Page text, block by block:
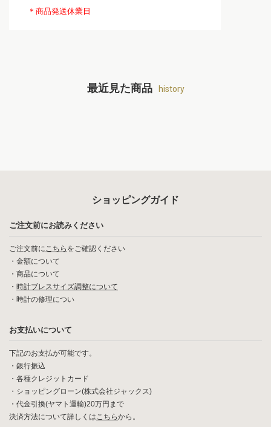
＊商品発送休業日
最近見た商品 history
ショッピングガイド
ご注文前にお読みください
ご注文前にこちら をご確認ください
・ 金額について
・ 商品について
・ 時計ブレスサイズ調整について
・ 時計の修理につい
お支払いについて
下記のお支払が可能です。
・銀行振込
・各種クレジットカード
・ショッピングローン(株式会社ジャックス)
・代金引換(ヤマト運輸)20万円まで
決済方法について詳しくはこちらから。